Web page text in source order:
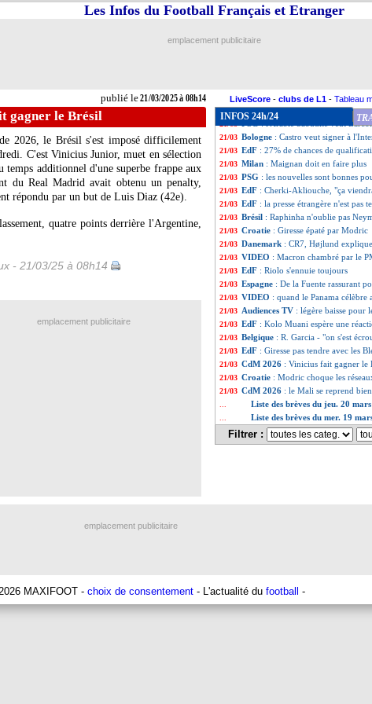
publié le21/03/2025 à 08h14
Les Infos du Football Français et Etranger
emplacement publicitaire
LiveScore - clubs de L1 - Tableau
gagner le Brésil
2026, le Brésil s'est imposé difficilement
C'est Vinicius Junior, muet en sélection
additionnel d'une superbe frappe aux
du Real Madrid avait obtenu un penalty,
répondu par un but de Luis Diaz (42e).
quatre points derrière l'Argentine,
- 21/03/25 à 08h14
INFOS 24h/24
21/03 Montpellier: les cadres pointés du
21/03 Man City: prix fixé pour Kovacic
21/03 Chelsea
21/03 Lille: David discute avec trois clubs
21/03 Italie: Donnarumma optimiste
: l'Arabie Saoudite veut
21/03 Bologne : Castro veut signer à
21/03 EdF : 27% de chances de
21/03 Milan : Maignan doit en faire plus
21/03 PSG : les nouvelles sont bonnes
21/03 EdF : Cherki-Akliouche, "ça
21/03 EdF : la presse étrangère n'est pas
21/03 Brésil : Raphinha n'oublie pas
21/03 Croatie : Giresse épaté par Modric
21/03 Danemark : CR7, Højlund
21/03 VIDEO : Macron chambré par le
21/03 EdF : Riolo s'ennuie toujours
21/03 Espagne : De la Fuente rassurant
21/03 VIDEO : quand le Panama célèbre
21/03 Audiences TV : légère baisse pour
21/03 EdF : Kolo Muani espère une
21/03 Belgique : R. Garcia - "on s'est
21/03 EdF : Giresse pas tendre avec les
21/03 CdM 2026 : Vinicius fait gagner le
21/03 Croatie : Modric choque les
21/03 CdM 2026 : le Mali se reprend bien
Liste des brèves du jeu. 20
Liste des brèves du mer. 19
Filtrer :
emplacement publicitaire
emplacement publicitaire
MAXIFOOT - choix de consentement - L'actualité du football -